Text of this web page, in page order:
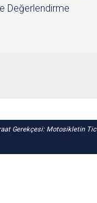
Değerlendirme
Gerekçesi: Motosikletin